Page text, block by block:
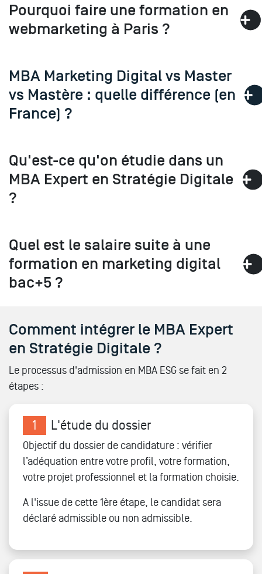
Pourquoi faire une formation en
webmarketing à Paris ?
MBA Marketing Digital vs Master
vs Mastère : quelle différence (en
France) ?
Qu'est-ce qu'on étudie dans un
MBA Expert en Stratégie Digitale
?
Quel est le salaire suite à une
formation en marketing digital
bac+5 ?
Comment intégrer le MBA Expert
en Stratégie Digitale ?
Le processus d'admission en MBA ESG se fait en 2
étapes :
1 L'étude du dossier
Objectif du dossier de candidature : vérifier
l’adéquation entre votre profil, votre formation,
votre projet professionnel et la formation choisie.
A l'issue de cette 1ère étape, le candidat sera
déclaré admissible ou non admissible.